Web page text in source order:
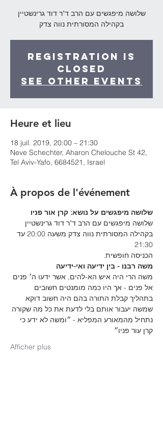
שלושה מיפגשים עם הרב ד"ר דוד גרינשטיין
בקהילה המסורתית נווה צדק
Registration is
Closed
See other events
Heure et lieu
18 juil. 2019, 20:00 – 21:30
Neve Schechter, Aharon Chelouche St 42,
Tel Aviv-Yafo, 6684521, Israel
À propos de l'événement
שלושה מיפגשים על נושא: קרן אור פניו
שלושה מיפגשים עם הרב ד"ר דוד גרינשטיין
בקהילה המסורתית נווה צדק משעה 20:00 עד
21:30
הכניסה חופשית.
משה רבנו - בין ידיעה ואי-ידיעה
משה הרי היה איש הא-להים, אשר ידעו ה׳ פנים
אל פנים - אך היו כמה מומנטים חשובים
בתהליך קבלת התורה בהם היה חשוב דוקא
שמשה יעבור אותם בלי לדעת את כל מה שקורה
נתחיל מהמאורע המפליא - ״ומשה לא ידע כי
קרן עור פניו״
Afficher plus